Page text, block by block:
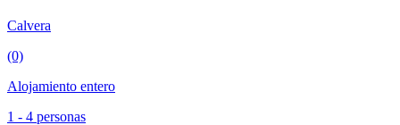
Calvera
(0)
Alojamiento entero
1 - 4 personas